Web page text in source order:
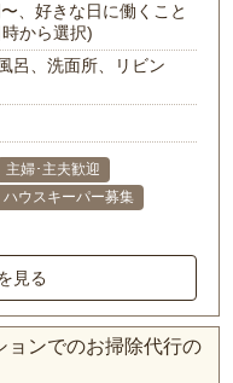
、好きな日に働くこと
から選択)
呂、洗面所、リビン
主婦･主夫歓迎
ハウスキーパー募集
見る
ョンでのお掃除代行の